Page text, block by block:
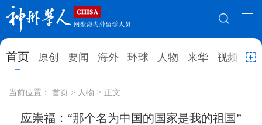
首页 原创 要闻 海外 环球 人物 来华 视频 教
网站地图
首页 原创
环球 人物 来华 视频
当前位置： 首页 > 人物 > 正文
应崇福：“那个名为中国的国家是我的祖国”